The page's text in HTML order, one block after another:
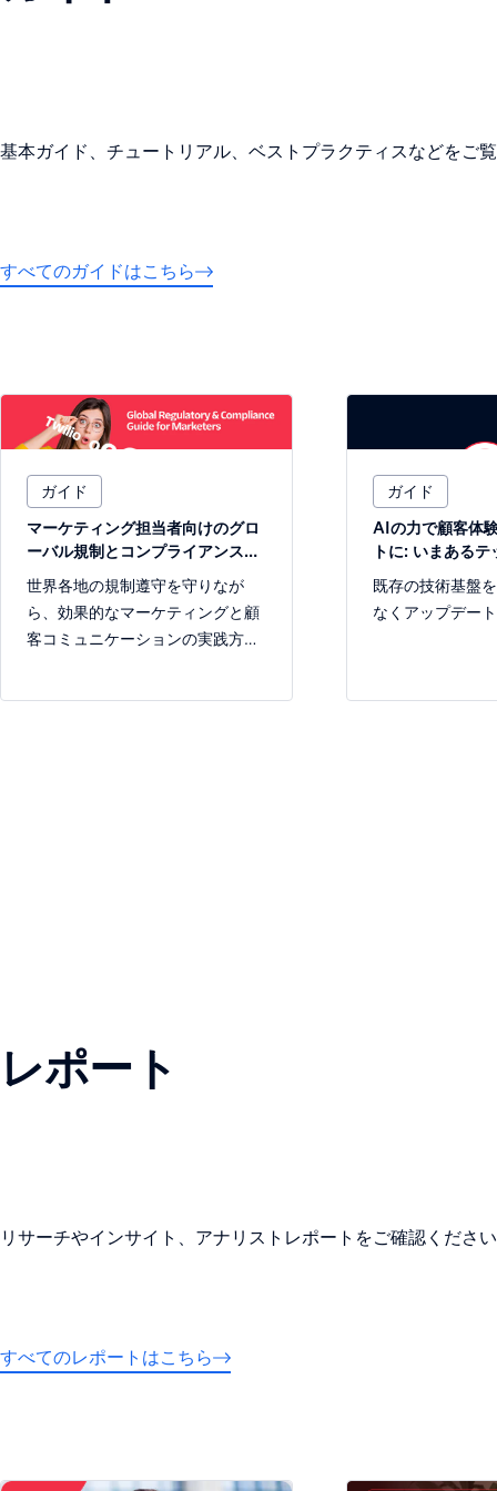
基本ガイド、チュートリアル、ベストプラクティスなどをご
すべてのガイドはこちら
ガイド
マーケティング担当者向けのグロ
ーバル規制とコンプライアンスガ
イド
世界各地の規制遵守を守りなが
ら、効果的なマーケティングと顧
客コミュニケーションの実践方法
ガイド
AIの力で顧客体
トに: いまある
最大限に活かす
既存の技術基盤
なくアップデー
レポート
リサーチやインサイト、アナリストレポートをご確認くださ
すべてのレポートはこちら